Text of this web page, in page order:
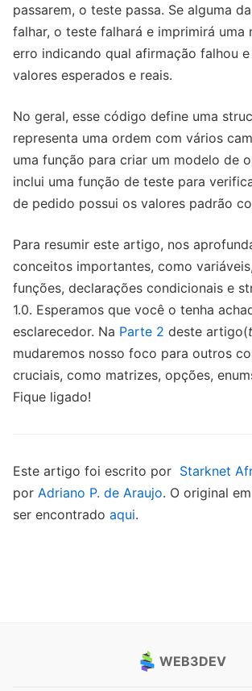
passarem, o teste passa. Se alguma
falhar, o teste falhará e imprimirá uma
erro indicando qual afirmação falhou
valores esperados e reais.
No geral, esse código define uma
representa uma ordem com vários
uma função para criar um modelo de
inclui uma função de teste para
de pedido possui os valores padrão
Para resumir este artigo, nos
conceitos importantes, como
funções, declarações condicionais e
1.0. Esperamos que você o tenha
esclarecedor. Na Parte 2 deste artigo(
mudaremos nosso foco para outros
cruciais, como matrizes, opções,
Fique ligado!
Este artigo foi escrito por Starknet
por Adriano P. de Araujo. O original
ser encontrado aqui.
WEB3DEV